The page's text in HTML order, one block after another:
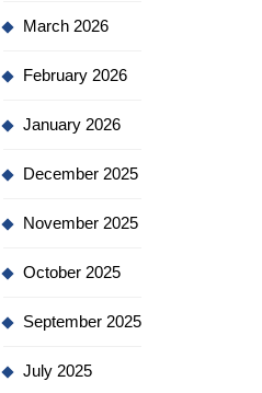
March 2026
February 2026
January 2026
December 2025
November 2025
October 2025
September 2025
July 2025